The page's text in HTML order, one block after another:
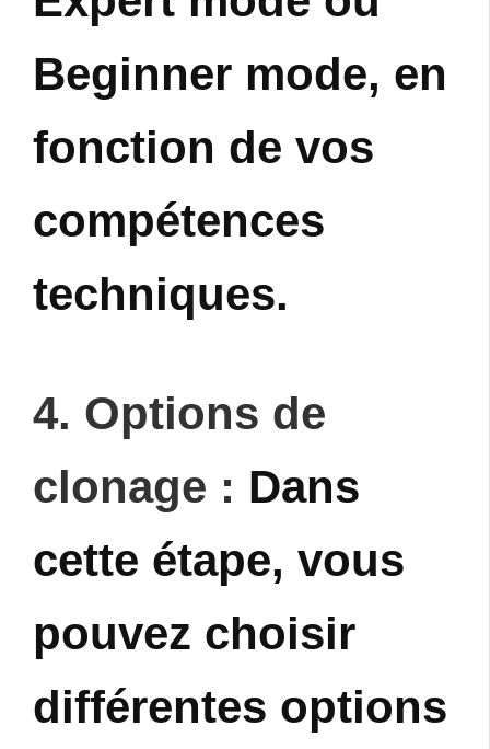
Beginner mode, en
fonction de vos
compétences
techniques.
4. Options de
clonage : Dans
cette étape, vous
pouvez choisir
différentes options